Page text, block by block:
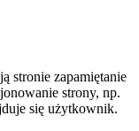
stronie zapamiętanie
strony, np.
się użytkownik.